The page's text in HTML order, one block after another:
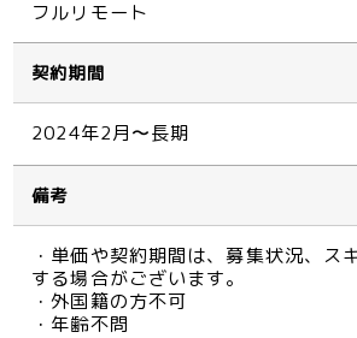
フルリモート
契約期間
2024年2月〜長期
備考
・単価や契約期間は、募集状況、ス
する場合がございます。
・外国籍の方不可
・年齢不問